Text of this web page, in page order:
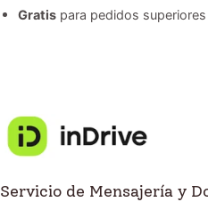
Gratispara pedidos
Servicio de Mensajería y